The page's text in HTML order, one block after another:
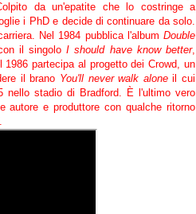
da un'epatite che lo costringe a
i PhD e decide di continuare da solo.
Nel 1984 pubblica l'album Double
il singoloI should have know better,
1986 partecipa al progetto dei Crowd, un
il brano You'll never walk aloneil cui
nello stadio di Bradford. È l'ultimo vero
autore e produttore con qualche ritorno